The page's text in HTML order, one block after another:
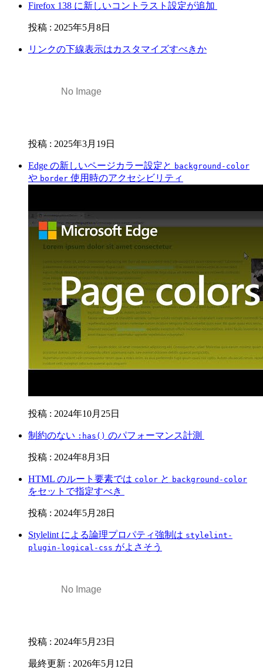
Firefox 138 に新しいコントラスト設定が追加
投稿 : 2025年5月8日
リンクの下線表示はカスタマイズすべきか
投稿 : 2025年3月19日
Edge の新しいページカラー設定と background-color
や border 使用時のアクセシビリティ
投稿 : 2024年10月25日
制約のない :has() のパフォーマンス計測
投稿 : 2024年8月3日
HTML のルート要素では color と background-color
をセットで指定すべき
投稿 : 2024年5月28日
Stylelint による論理プロパティ強制は stylelint-
plugin-logical-css がよさそう
投稿 : 2024年5月23日
最終更新 : 2026年5月12日